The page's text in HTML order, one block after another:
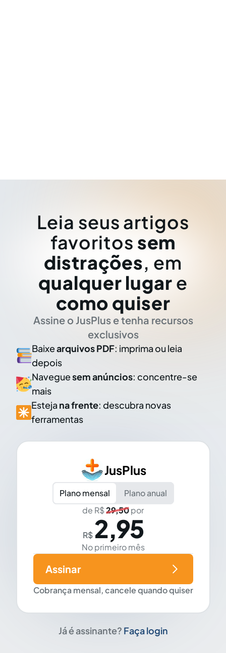
Leia seus artigos
favoritos sem
distrações, em
qualquer lugar e
como quiser
Assine o JusPlus e tenha recursos
exclusivos
Baixearquivos PDF: imprima ou leia
depois
Naveguesem anúncios: concentre-se
mais
Esteja na frente: descubra novas
ferramentas
JusPlus
Plano mensal
Plano anual
de R$29,50por
R$ 2,95
No primeiro mês
Cobrança mensal, cancele quando quiser
Assinar
Já é assinante? Faça login